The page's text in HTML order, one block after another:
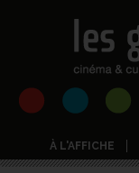
À L'AFFICHE